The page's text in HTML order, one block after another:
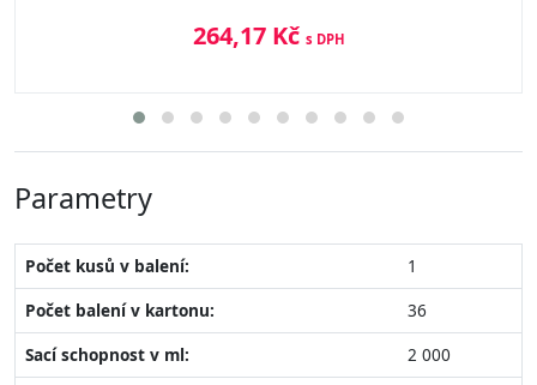
264,17 Kč s DPH
Parametry
Počet kusů v balení:
1
Počet balení v kartonu:
36
Sací schopnost v ml:
2 000